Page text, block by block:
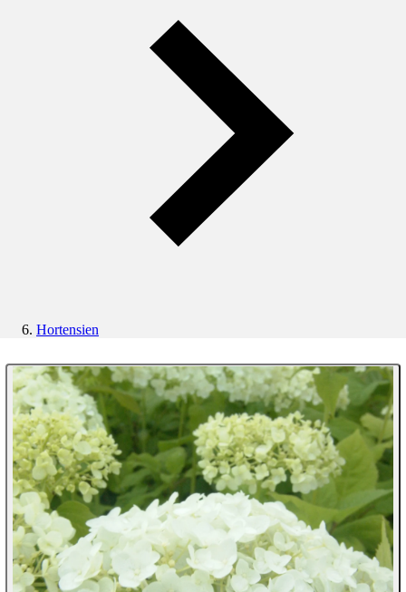
Hortensien